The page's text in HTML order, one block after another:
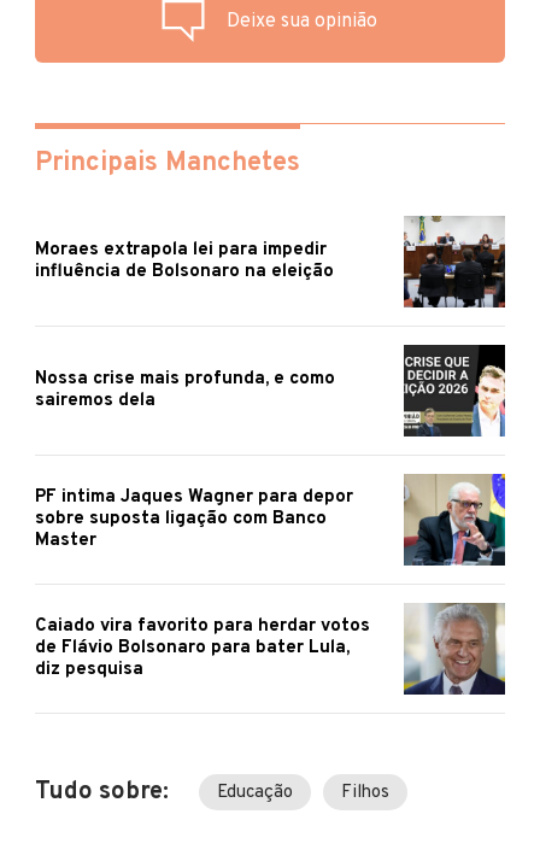
Deixe sua opinião
Principais Manchetes
Moraes extrapola lei para impedir
influência de Bolsonaro na eleição
Nossa crise mais profunda, e como
sairemos dela
PF intima Jaques Wagner para depor
sobre suposta ligação com Banco
Master
Caiado vira favorito para herdar votos
de Flávio Bolsonaro para bater Lula,
diz pesquisa
Tudo sobre: Educação Filhos